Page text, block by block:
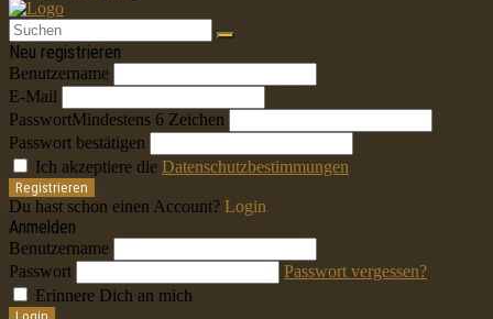
Neu registrieren
Benutzername
E-Mail
PasswortMindestens 6 Zeichen
Passwort bestätigen
Ich akzeptiere die Datenschutzbestimmungen
Registrieren
Du hast schon einen Account? Login
Anmelden
Benutzername
Passwort
Passwort vergessen?
Erinnere Dich an mich